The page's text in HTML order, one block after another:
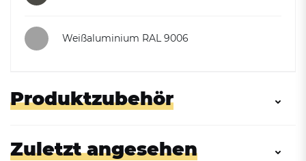
Weißaluminium RAL 9006
Produktzubehör
Zuletzt angesehen